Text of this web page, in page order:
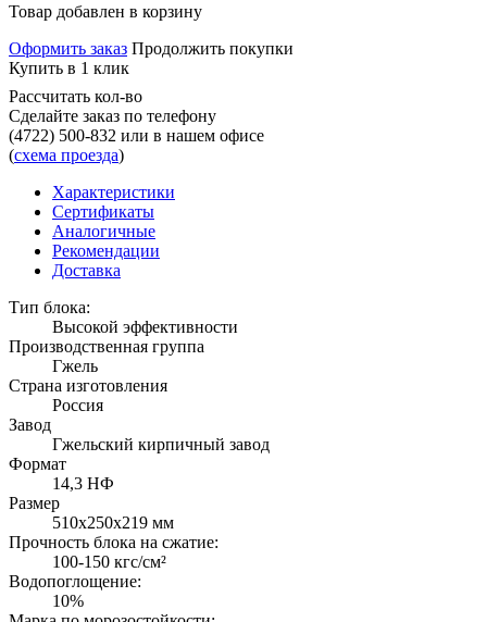
Товар добавлен в корзину
Оформить заказ Продолжить покупки
Купить в 1 клик
Рассчитать кол-во
Сделайте заказ по телефону
(4722) 500-832 или в нашем офисе
(схема проезда)
Характеристики
Сертификаты
Аналогичные
Рекомендации
Доставка
Тип блока:
Высокой эффективности
Производственная группа
Гжель
Страна изготовления
Россия
Завод
Гжельский кирпичный завод
Формат
14,3 НФ
Размер
510х250х219 мм
Прочность блока на сжатие:
100-150 кгс/см²
Водопоглощение:
10%